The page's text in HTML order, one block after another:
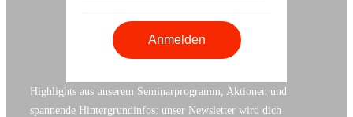
Highlights aus unserem Seminarprogramm, Aktionen und
spannende Hintergrundinfos: unser Newsletter wird dich